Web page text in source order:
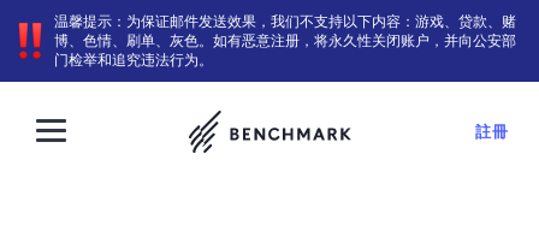
温馨提示：为保证邮件发送效果，我们不支持以下内容：游戏、贷款、赌
博、色情、刷单、灰色。如有恶意注册，将永久性关闭账户，并向公安部
门检举和追究违法行为。
註冊